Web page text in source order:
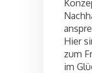
Hier
zum
im